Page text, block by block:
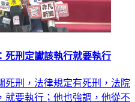
刑定讞該執行就要執行
死刑，法律規定有死刑，法院
就要執行；他也強調，他從不